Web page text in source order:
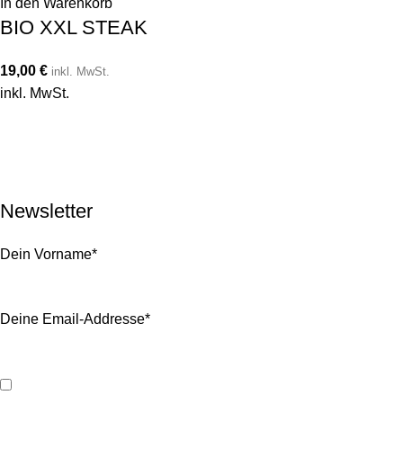
BIO XXL STEAK
19,00 € inkl. MwSt.
inkl. MwSt.
Newsletter
Dein Vorname*
Deine Email-Addresse*